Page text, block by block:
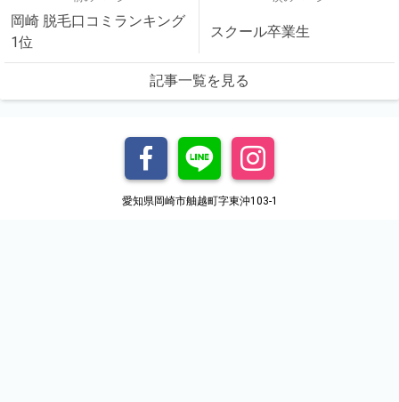
岡崎 脱毛口コミランキング
1位
スクール卒業生
記事一覧を見る
愛知県岡崎市舳越町字東沖103-1